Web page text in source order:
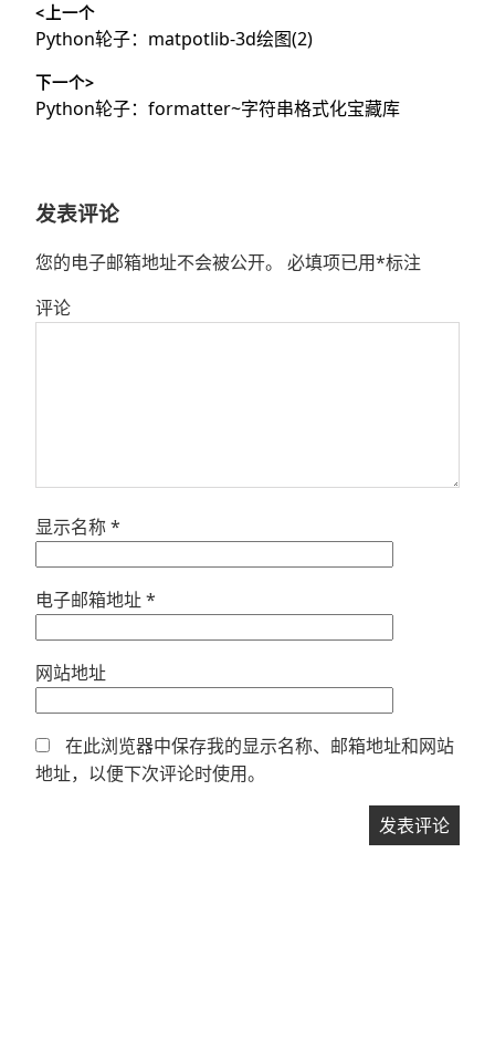
章
导
航
<上一个
上
文
章：
Python轮子：matpotlib-3d绘图(2)
下一个>
下
Python轮子：formatter~字符串格式化宝藏库
发表评论
您的电子邮箱地址不会被公开。 必填项已用*标注
评论
显示名称*
电子邮箱地址*
网站地址
在此浏览器中保存我的显示名称、邮箱地址和网站
地址，以便下次评论时使用。